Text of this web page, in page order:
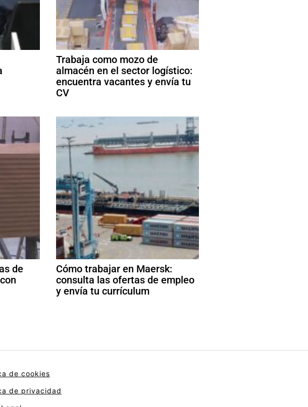
Trabaja como mozo de
almacén en el sector logístico:
encuentra vacantes y envía tu
CV
de
Cómo trabajar en Maersk:
consulta las ofertas de empleo
y envía tu currículum
de cookies
de privacidad